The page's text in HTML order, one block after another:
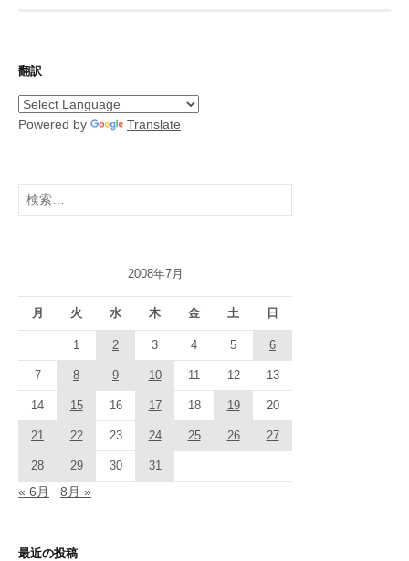
翻訳
Powered by Translate
検
索:
2008年7月
月 火 水 木 金 土 日
1 2 3 4 5 6
7 8 9 10 11 12 13
14 15 16 17 18 19 20
21 22 23 24 25 26 27
28 29 30 31
« 6月 8月 »
最近の投稿